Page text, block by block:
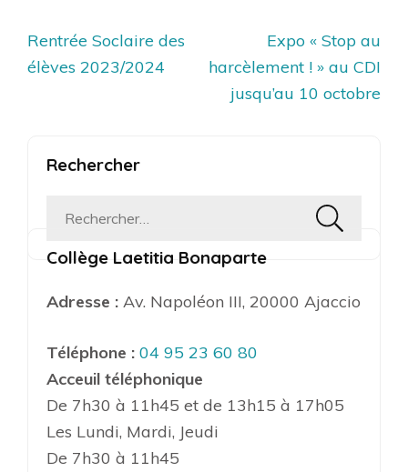
Navigation
de
Rentrée Soclaire des
élèves 2023/2024
Expo « Stop au
harcèlement ! » au CDI
jusqu’au 10 octobre
Rechercher
Rechercher :
Collège Laetitia Bonaparte
Adresse : Av. Napoléon III, 20000 Ajaccio
Téléphone : 04 95 23 60 80
Acceuil téléphonique
De 7h30 à 11h45 et de 13h15 à 17h05
Les Lundi, Mardi, Jeudi
De 7h30 à 11h45